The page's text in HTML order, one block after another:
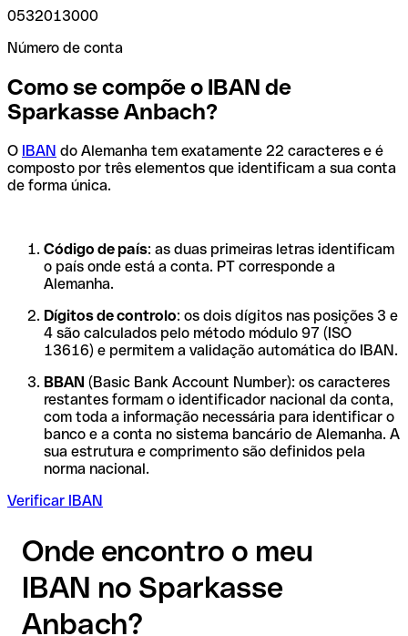
0532013000
Número de conta
Como se compõe o IBAN de
Sparkasse Anbach?
O IBAN do Alemanha tem exatamente 22 caracteres e é
composto por três elementos que identificam a sua conta
de forma única.
Código de país: as duas primeiras letras identificam
o país onde está a conta. PT corresponde a
Alemanha.
Dígitos de controlo: os dois dígitos nas posições 3 e
4 são calculados pelo método módulo 97 (ISO
13616) e permitem a validação automática do IBAN.
BBAN (Basic Bank Account Number): os caracteres
restantes formam o identificador nacional da conta,
com toda a informação necessária para identificar o
banco e a conta no sistema bancário de Alemanha. A
sua estrutura e comprimento são definidos pela
norma nacional.
Verificar IBAN
Onde encontro o meu
IBAN no Sparkasse
Anbach?